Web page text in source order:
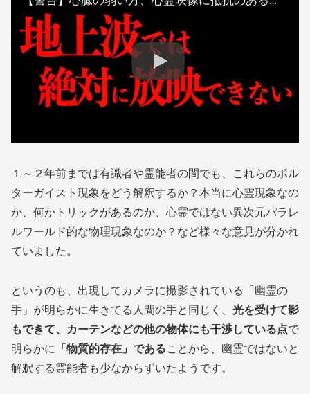
１～２年前までは有識者や霊能者の間でも、これらのポル
ターガイスト現象をどう解釈するか？本当に心霊現象なの
か、何かトリックがあるのか、心霊ではない異次元パラレ
ルワールド的な物理現象なのか？など様々な意見が分かれ
ていました。
というのも、出現してカメラに撮影されている「幽霊の
手」が明らかに生きてる人間の手と同じく、 光を受けて影
もできて、カーテンなどの他の物体にも干渉している点で
明らかに
「物質的存在」であることから、幽霊ではないと
解釈する霊能者も少なからずいたようです。